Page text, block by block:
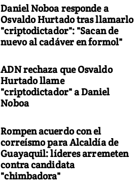
Daniel Noboa responde a
Osvaldo Hurtado tras llamarlo
"criptodictador": "Sacan de
nuevo al cadáver en formol"
ADN rechaza que Osvaldo
Hurtado llame
"criptodictador" a Daniel
Noboa
Rompen acuerdo con el
correísmo para Alcaldía de
Guayaquil: líderes arremeten
contra candidata
"chimbadora"